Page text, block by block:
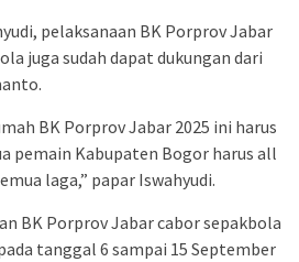
pelaksanaan BK Porprov Jabar
juga sudah dapat dukungan dari
BK Porprov Jabar 2025 ini harus
pemain Kabupaten Bogor harus all
laga,” papar Iswahyudi.
BK Porprov Jabar cabor sepakbola
tanggal 6 sampai 15 September